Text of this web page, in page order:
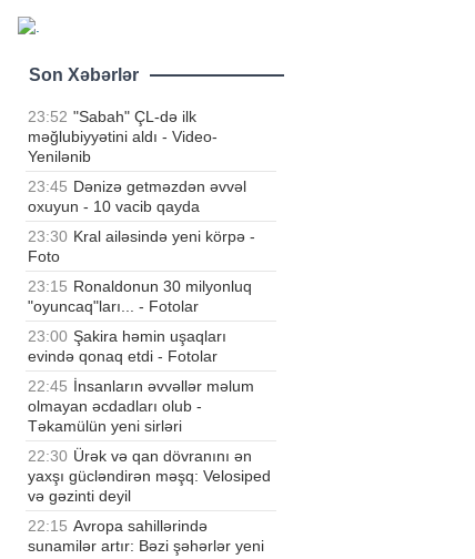
Son Xəbərlər
23:52 "Sabah" ÇL-də ilk
məğlubiyyətini aldı - Video-
Yenilənib
23:45 Dənizə getməzdən əvvəl
oxuyun - 10 vacib qayda
23:30 Kral ailəsində yeni körpə -
Foto
23:15 Ronaldonun 30 milyonluq
"oyuncaq"ları... - Fotolar
23:00 Şakira həmin uşaqları
evində qonaq etdi - Fotolar
22:45 İnsanların əvvəllər məlum
olmayan əcdadları olub -
Təkamülün yeni sirləri
22:30 Ürək və qan dövranını ən
yaxşı gücləndirən məşq: Velosiped
və gəzinti deyil
22:15 Avropa sahillərində
sunamilər artır: Bəzi şəhərlər yeni